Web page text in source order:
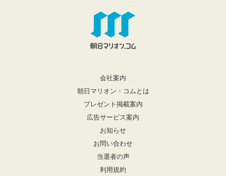
会社案内
朝日マリオン・コムとは
プレゼント掲載案内
広告サービス案内
お知らせ
お問い合わせ
当選者の声
利用規約